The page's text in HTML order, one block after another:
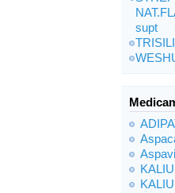
supt